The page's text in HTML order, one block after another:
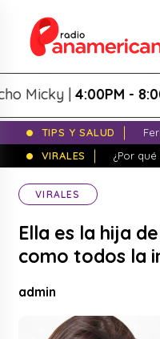
|4:00PM - 8:00PM
TIPS Y SALUD
VIRALES
¿Por
VIRALES
Ella es la hija
como todos la
admin